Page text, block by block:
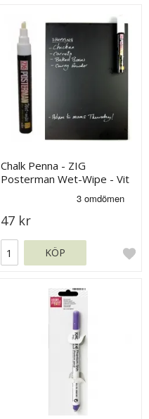
Chalk Penna - ZIG
Posterman Wet-Wipe - Vit
47 kr
KÖP